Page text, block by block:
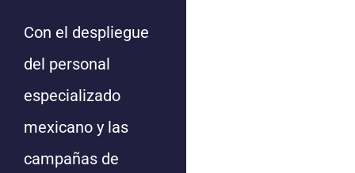
Con el despliegue
del personal
especializado
mexicano y las
campañas de